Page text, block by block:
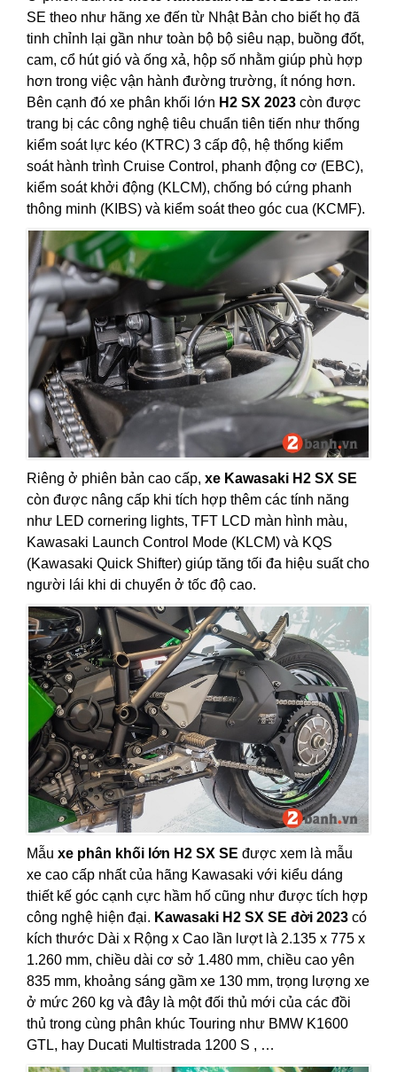
SE theo như hãng xe đến từ Nhật Bản cho biết họ đã
tinh chỉnh lại gần như toàn bộ bộ siêu nạp, buồng đốt,
cam, cổ hút gió và ống xả, hộp số nhằm giúp phù hợp
hơn trong việc vận hành đường trường, ít nóng hơn.
Bên cạnh đó xe phân khối lớn H2 SX 2023 còn được
trang bị các công nghệ tiêu chuẩn tiên tiến như thống
kiểm soát lực kéo (KTRC) 3 cấp độ, hệ thống kiểm
soát hành trình Cruise Control, phanh động cơ (EBC),
kiểm soát khởi động (KLCM), chống bó cứng phanh
thông minh (KIBS) và kiểm soát theo góc cua (KCMF).
Riêng ở phiên bản cao cấp, xe Kawasaki H2 SX SE
còn được nâng cấp khi tích hợp thêm các tính năng
như LED cornering lights, TFT LCD màn hình màu,
Kawasaki Launch Control Mode (KLCM) và KQS
(Kawasaki Quick Shifter) giúp tăng tối đa hiệu suất cho
người lái khi di chuyển ở tốc độ cao.
Mẫu xe phân khối lớn H2 SX SE được xem là mẫu
xe cao cấp nhất của hãng Kawasaki với kiểu dáng
thiết kế góc cạnh cực hầm hố cũng như được tích hợp
công nghệ hiện đại. Kawasaki H2 SX SE đời 2023 có
kích thước Dài x Rộng x Cao lần lượt là 2.135 x 775 x
1.260 mm, chiều dài cơ sở 1.480 mm, chiều cao yên
835 mm, khoảng sáng gầm xe 130 mm, trọng lượng xe
ở mức 260 kg và đây là một đối thủ mới của các đồi
thủ trong cùng phân khúc Touring như BMW K1600
GTL, hay Ducati Multistrada 1200 S , …